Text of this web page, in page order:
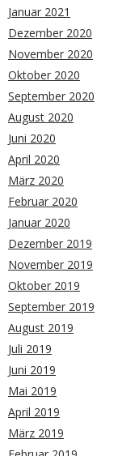
Januar 2021
Dezember 2020
November 2020
Oktober 2020
September 2020
August 2020
Juni 2020
April 2020
März 2020
Februar 2020
Januar 2020
Dezember 2019
November 2019
Oktober 2019
September 2019
August 2019
Juli 2019
Juni 2019
Mai 2019
April 2019
März 2019